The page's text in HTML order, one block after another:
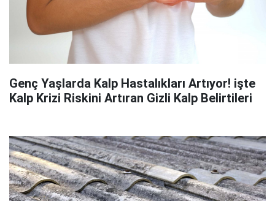
Genç Yaşlarda Kalp Hastalıkları Artıyor! işte
Kalp Krizi Riskini Artıran Gizli Kalp Belirtileri